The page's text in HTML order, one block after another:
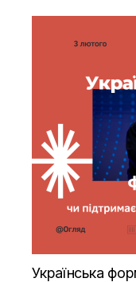
Українська